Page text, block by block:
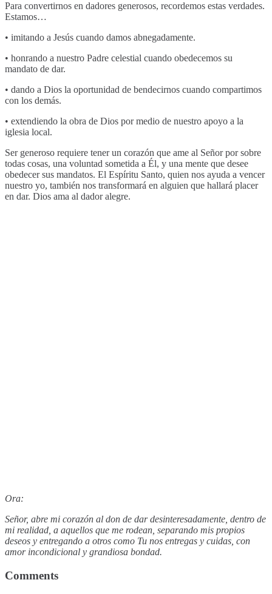
Para convertirnos en dadores generosos, recordemos estas verdades.
Estamos…
• imitando a Jesús cuando damos abnegadamente.
• honrando a nuestro Padre celestial cuando obedecemos su
mandato de dar.
• dando a Dios la oportunidad de bendecirnos cuando compartimos
con los demás.
• extendiendo la obra de Dios por medio de nuestro apoyo a la
iglesia local.
Ser generoso requiere tener un corazón que ame al Señor por sobre
todas cosas, una voluntad sometida a Él, y una mente que desee
obedecer sus mandatos. El Espíritu Santo, quien nos ayuda a vencer
nuestro yo, también nos transformará en alguien que hallará placer
en dar. Dios ama al dador alegre.
Ora:
Señor, abre mi corazón al don de dar desinteresadamente, dentro de
mi realidad, a aquellos que me rodean, separando mis propios
deseos y entregando a otros como Tu nos entregas y cuidas, con
amor incondicional y grandiosa bondad.
Comments